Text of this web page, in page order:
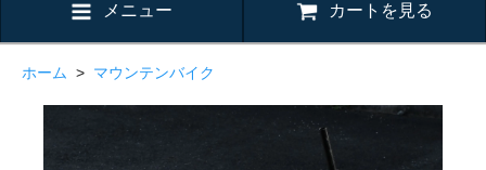
メニュー カートを見る
ホーム > マウンテンバイク